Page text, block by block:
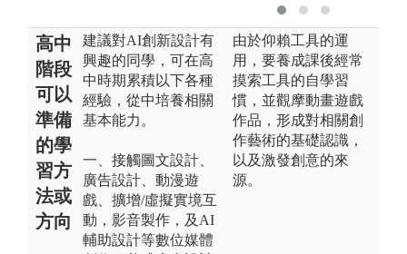
高中
階段
可以
準備
的學
習方
法或
方向
建議對AI創新設計有
興趣的同學，可在高
中時期累積以下各種
經驗，從中培養相關
基本能力。
一、接觸圖文設計、
廣告設計、動漫遊
戲、擴增/虛擬實境互
動，影音製作，及AI
輔助設計等數位媒體
由於仰賴工具的運
用，要養成課後經常
摸索工具的自學習
慣，並觀摩動畫遊戲
作品，形成對相關創
作藝術的基礎認識，
以及激發創意的來
源。